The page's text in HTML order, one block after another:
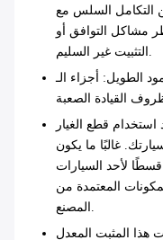
التكامل السلس مع
مشاكل التوافق أو
الطويل: أجزاء الـ OEM الأصلية معروفة بجودتها العالية
قطع الغيار
غالبًا ما يكون
قسطًا لأحد السيارات
المعتمدة من
هذا المثبت المعدل